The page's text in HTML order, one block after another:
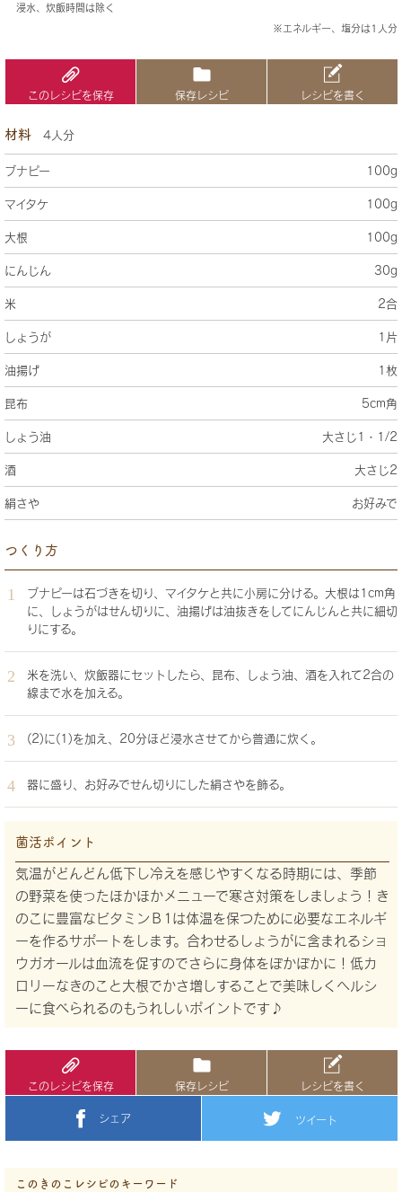
浸水、炊飯時間は除く
※エネルギー、塩分は1人分
このレシピを保存 保存レシピ レシピを書く
材料 4人分
ブナピー 100g
マイタケ 100g
大根 100g
にんじん 30g
米 2合
しょうが 1片
油揚げ 1枚
昆布 5cm角
しょう油 大さじ1・1/2
酒 大さじ2
絹さや お好みで
つくり方
ブナピーは石づきを切り、マイタケと共に小房に分ける。大根は1cm角
に、しょうがはせん切りに、油揚げは油抜きをしてにんじんと共に細切
りにする。
米を洗い、炊飯器にセットしたら、昆布、しょう油、酒を入れて2合の
線まで水を加える。
(2)に(1)を加え、20分ほど浸水させてから普通に炊く。
器に盛り、お好みでせん切りにした絹さやを飾る。
菌活ポイント
気温がどんどん低下し冷えを感じやすくなる時期には、季節
の野菜を使ったほかほかメニューで寒さ対策をしましょう！き
のこに豊富なビタミンＢ1は体温を保つために必要なエネルギ
ーを作るサポートをします。合わせるしょうがに含まれるショ
ウガオールは血流を促すのでさらに身体をぽかぽかに！低カ
ロリーなきのこと大根でかさ増しすることで美味しくヘルシ
ーに食べられるのもうれしいポイントです♪
このレシピを保存 保存レシピ レシピを書く
シェア ツイート
このきのこレシピのキーワード